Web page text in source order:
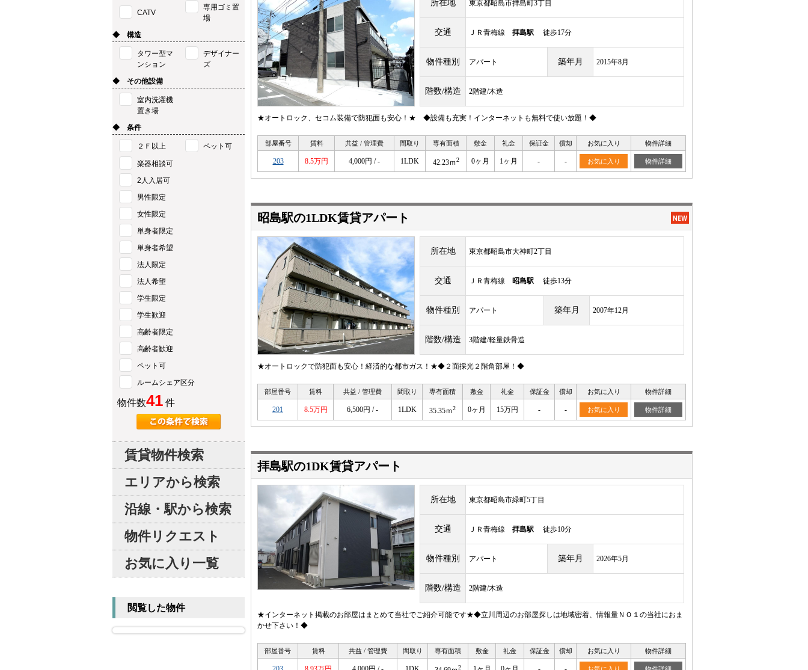
所在地 東京都昭島市拝島町3丁目
交通 ＪＲ青梅線 拝島駅 徒歩17分
物件種別 アパート 築年月 2015年8月
階数/構造 2階建/木造
★オートロック、セコム装備で防犯面も安心！★ ◆設備も充実！インターネットも無料で使い放題！◆
部屋番号 賃料 共益 / 管理費 間取り 専有面積 敷金 礼金 保証金 償却 お気に入り 物件詳細
203 8.5万円 4,000円 / - 1LDK 42.23ｍ2 0ヶ月 1ヶ月 - - お気に入り 物件詳細
昭島駅の1LDK賃貸アパート
所在地 東京都昭島市大神町2丁目
交通 ＪＲ青梅線 昭島駅 徒歩13分
物件種別 アパート 築年月 2007年12月
階数/構造 3階建/軽量鉄骨造
★オートロックで防犯面も安心！経済的な都市ガス！★◆２面採光２階角部屋！◆
部屋番号 賃料 共益 / 管理費 間取り 専有面積 敷金 礼金 保証金 償却 お気に入り 物件詳細
201 8.5万円 6,500円 / - 1LDK 35.35ｍ2 0ヶ月 15万円 - - お気に入り 物件詳細
拝島駅の1DK賃貸アパート
所在地 東京都昭島市緑町5丁目
交通 ＪＲ青梅線 拝島駅 徒歩10分
物件種別 アパート 築年月 2026年5月
階数/構造 2階建/木造
★インターネット掲載のお部屋はまとめて当社でご紹介可能です★◆立川周辺のお部屋探しは地域密着、情報量ＮＯ１の当社におま
かせ下さい！◆
部屋番号 賃料 共益 / 管理費 間取り 専有面積 敷金 礼金 保証金 償却 お気に入り 物件詳細
2
CATV
専用ゴミ置
場
◆ 構造
タワー型マ
ンション
デザイナー
ズ
◆ その他設備
室内洗濯機
置き場
◆ 条件
２Ｆ以上 ペット可
楽器相談可
2人入居可
男性限定
女性限定
単身者限定
単身者希望
法人限定
法人希望
学生限定
学生歓迎
高齢者限定
高齢者歓迎
ペット可
ルームシェア区分
物件数41 件
賃貸物件検索
エリアから検索
沿線・駅から検索
物件リクエスト
お気に入り一覧
閲覧した物件